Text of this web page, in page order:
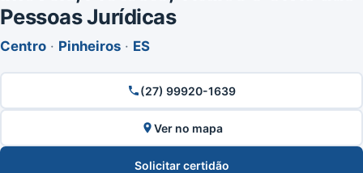
Pessoas Jurídicas
Centro · Pinheiros · ES
(27) 99920-1639
Ver no mapa
Solicitar certidão